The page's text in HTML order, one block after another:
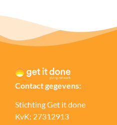
Contact gegevens:
Stichting Get it done
KvK: 27312913